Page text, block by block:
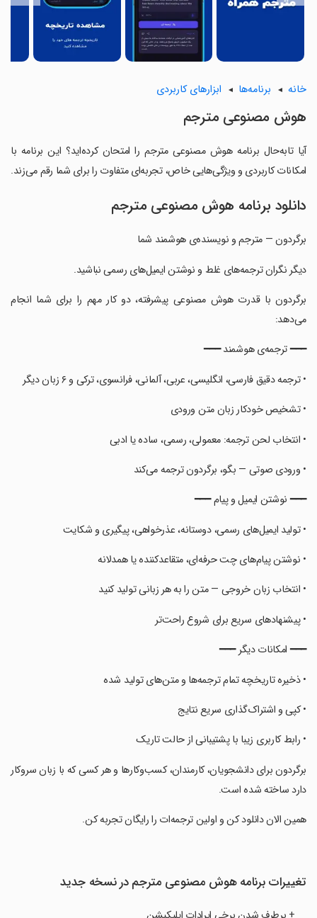
خانه برنامه‌ها ابزارهای کاربردی
‏هوش مصنوعی مترجم
آیا تابه‌حال برنامه ‏هوش مصنوعی مترجم را امتحان کرده‌اید؟ این برنامه با
امکانات کاربردی و ویژگی‌هایی خاص، تجربه‌ای متفاوت را برای شما رقم می‌زند.
دانلود برنامه ‏هوش مصنوعی مترجم
‏‏برگردون — مترجم و نویسنده‌ی هوشمند شما
‏‏دیگر نگران ترجمه‌های غلط و نوشتن ایمیل‌های رسمی نباشید.
‏‏برگردون با قدرت هوش مصنوعی پیشرفته، دو کار مهم را برای شما انجام
می‌دهد:
‏‏━━━ ترجمه‌ی هوشمند ━━━
‏‏• ترجمه دقیق فارسی، انگلیسی، عربی، آلمانی، فرانسوی، ترکی و ۶ زبان دیگر
‏‏• تشخیص خودکار زبان متن ورودی
‏‏• انتخاب لحن ترجمه: معمولی، رسمی، ساده یا ادبی
‏‏• ورودی صوتی — بگو، برگردون ترجمه می‌کند
‏‏━━━ نوشتن ایمیل و پیام ━━━
‏‏• تولید ایمیل‌های رسمی، دوستانه، عذرخواهی، پیگیری و شکایت
‏‏• نوشتن پیام‌های چت حرفه‌ای، متقاعدکننده یا همدلانه
‏‏• انتخاب زبان خروجی — متن را به هر زبانی تولید کنید
‏‏• پیشنهادهای سریع برای شروع راحت‌تر
‏‏━━━ امکانات دیگر ━━━
‏‏• ذخیره تاریخچه تمام ترجمه‌ها و متن‌های تولید شده
‏‏• کپی و اشتراک‌گذاری سریع نتایج
‏‏• رابط کاربری زیبا با پشتیبانی از حالت تاریک
‏‏برگردون برای دانشجویان، کارمندان، کسب‌وکارها و هر کسی که با زبان سروکار
دارد ساخته شده است.
‏‏همین الان دانلود کن و اولین ترجمه‌ات را رایگان تجربه کن.
تغییرات برنامه ‏هوش مصنوعی مترجم در نسخه جدید